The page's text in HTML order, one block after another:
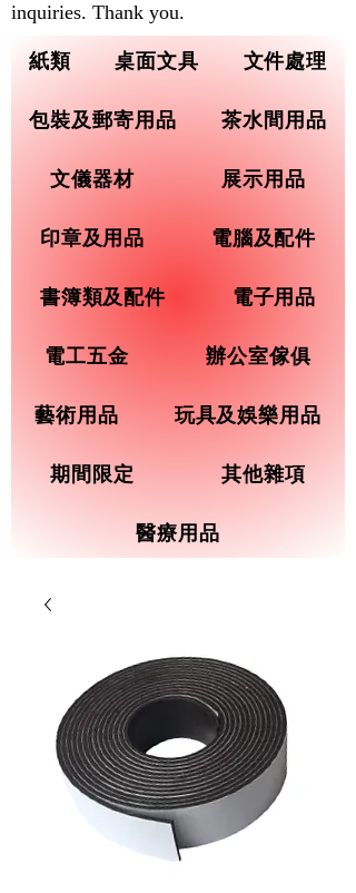
紙類 桌面文具 文件處理
包裝及郵寄用品 茶水間用品
文儀器材 展示用品
印章及用品 電腦及配件
書簿類及配件 電子用品
電工五金 辦公室傢俱
藝術用品 玩具及娛樂用品
期間限定 其他雜項
醫療用品
inquiries. Thank you.